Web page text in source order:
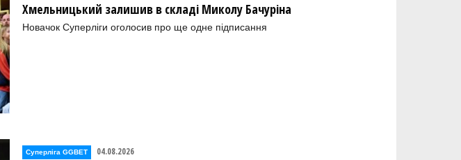
Хмельницький залишив в складі Миколу Бачуріна
Новачок Суперліги оголосив про ще одне підписання
Суперліга GGBET 04.08.2026